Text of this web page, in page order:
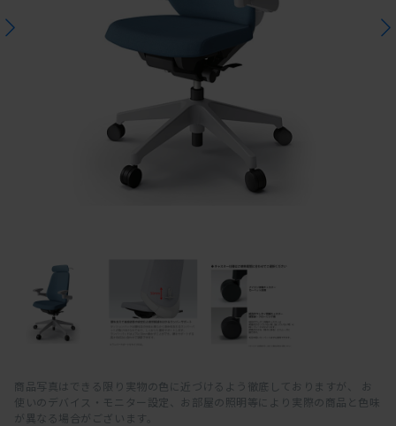
商品写真はできる限り実物の色に近づけるよう徹底しておりますが、 お
使いのデバイス・モニター設定、お部屋の照明等により実際の商品と色味
が異なる場合がございます。